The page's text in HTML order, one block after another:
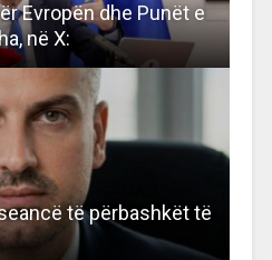
Evropën dhe Punët e
në X:
të përbashkët të